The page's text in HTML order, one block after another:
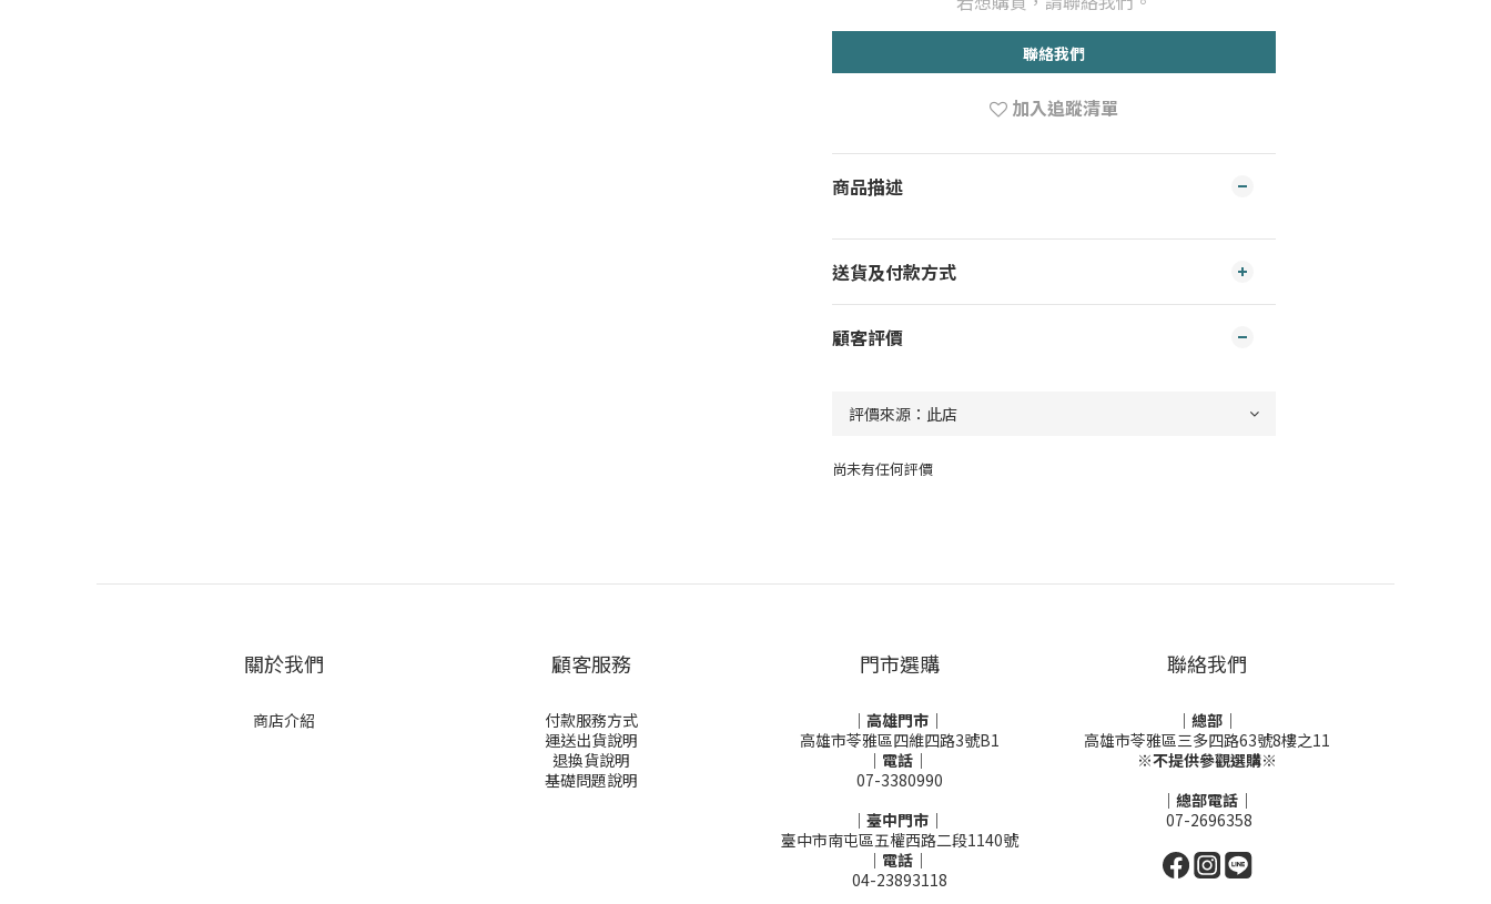
聯絡我們
加入追蹤清單
商品描述
送貨及付款方式
顧客評價
尚未有任何評價
關於我們
商店介紹
顧客服務
付款服務方式
運送出貨說明
退換貨說明
基礎問題說明
門市選購
｜高雄門市｜
高雄市苓雅區四維四路3號B1
｜電話｜
07-3380990
｜臺中門市｜
臺中市南屯區五權西路二段1140號
｜電話｜
04-23893118
聯絡我們
｜總部｜
高雄市苓雅區三多四路63號8樓之11
※不提供參觀選購※
｜總部電話｜
07-2696358